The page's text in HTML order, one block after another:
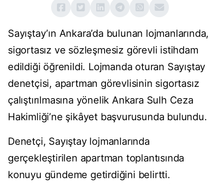
Sayıştay’ın Ankara’da bulunan lojmanlarında,
sigortasız ve sözleşmesiz görevli istihdam
edildiği öğrenildi. Lojmanda oturan Sayıştay
denetçisi, apartman görevlisinin sigortasız
çalıştırılmasına yönelik Ankara Sulh Ceza
Hakimliği’ne şikâyet başvurusunda bulundu.
Denetçi, Sayıştay lojmanlarında
gerçekleştirilen apartman toplantısında
konuyu gündeme getirdiğini belirtti.